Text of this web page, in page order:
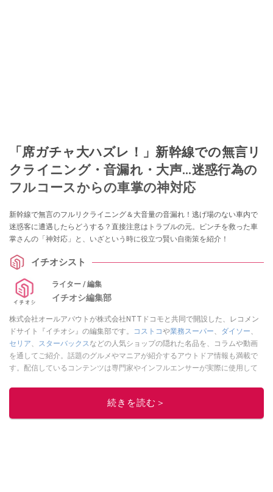
「席ガチャ大ハズレ！」新幹線での無言リ
クライニング・音漏れ・大声...迷惑行為の
フルコースからの車掌の神対応
新幹線で無言のフルリクライニング＆大音量の音漏れ！逃げ場のない車内で
迷惑客に遭遇したらどうする？直接注意はトラブルの元。ピンチを救った車
掌さんの「神対応」と、いざという時に役立つ賢い自衛策を紹介！
イチオシスト
ライター / 編集
イチオシ編集部
株式会社オールアバウトが株式会社NTTドコモと共同で開設した、レコメン
ドサイト『イチオシ』の編集部です。
コストコや業務スーパー、 ダイソー、
セリア、 スターバックスなどの人気ショップの隠れた名品を、コラムや動画
を通してご紹介。話題のグルメやマニアが紹介するアウトドア情報も満載で
す。配信しているコンテンツは専門家やインフルエンサーが実際に使用して
ニュースでフォロー
続きを読む＞